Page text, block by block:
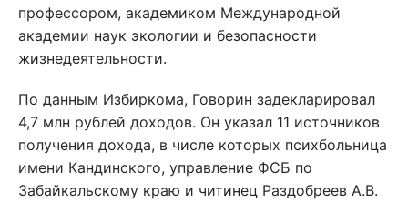
профессором, академиком Международной
академии наук экологии и безопасности
жизнедеятельности.
По данным Избиркома, Говорин задекларировал
4,7 млн рублей доходов. Он указал 11 источников
получения дохода, в числе которых психбольница
имени Кандинского, управление ФСБ по
Забайкальскому краю и читинец Раздобреев А.В.